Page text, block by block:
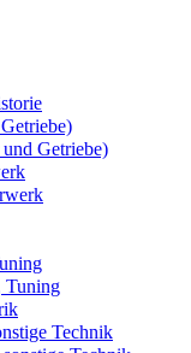
Getriebe)
Technik